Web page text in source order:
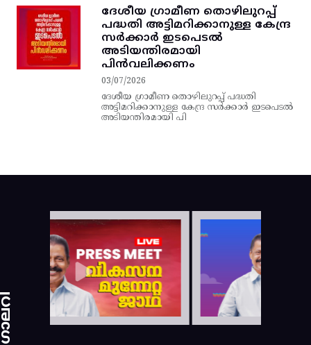
ദേശീയ ഗ്രാമീണ തൊഴിലുറപ്പ്‌
പദ്ധതി അട്ടിമറിക്കാനുള്ള കേന്ദ്ര
സര്‍ക്കാര്‍ ഇടപെടല്‍
അടിയന്തിരമായി
പിന്‍വലിക്കണം
03/07/2026
ദേശീയ ഗ്രാമീണ തൊഴിലുറപ്പ്‌ പദ്ധതി
അട്ടിമറിക്കാനുള്ള കേന്ദ്ര സര്‍ക്കാര്‍ ഇടപെടല്‍
അടിയന്തിരമായി പി